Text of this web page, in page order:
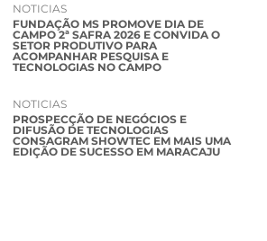
NOTICIAS
FUNDAÇÃO MS PROMOVE DIA DE
CAMPO 2ª SAFRA 2026 E CONVIDA O
SETOR PRODUTIVO PARA
ACOMPANHAR PESQUISA E
TECNOLOGIAS NO CAMPO
NOTICIAS
PROSPECÇÃO DE NEGÓCIOS E
DIFUSÃO DE TECNOLOGIAS
CONSAGRAM SHOWTEC EM MAIS UMA
EDIÇÃO DE SUCESSO EM MARACAJU